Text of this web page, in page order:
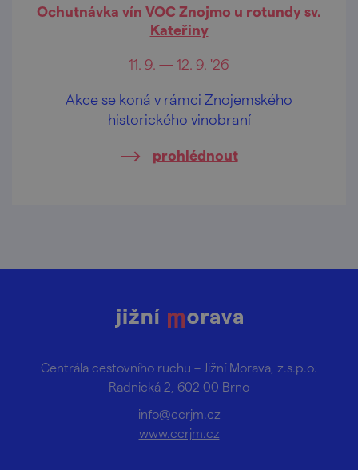
Ochutnávka vín VOC Znojmo u rotundy sv.
Kateřiny
11. 9. — 12. 9. '26
Akce se koná v rámci Znojemského
historického vinobraní
prohlédnout
Centrála cestovního ruchu – Jižní Morava, z.s.p.o.
Radnická 2, 602 00 Brno
info@ccrjm.cz
www.ccrjm.cz